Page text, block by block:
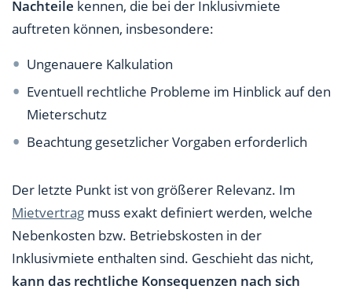
Nachteile kennen, die bei der Inklusivmiete
auftreten können, insbesondere:
Ungenauere Kalkulation
Eventuell rechtliche Probleme im Hinblick auf den
Mieterschutz
Beachtung gesetzlicher Vorgaben erforderlich
Der letzte Punkt ist von größerer Relevanz. Im
Mietvertrag muss exakt definiert werden, welche
Nebenkosten bzw. Betriebskosten in der
Inklusivmiete enthalten sind. Geschieht das nicht,
kann das rechtliche Konsequenzen nach sich